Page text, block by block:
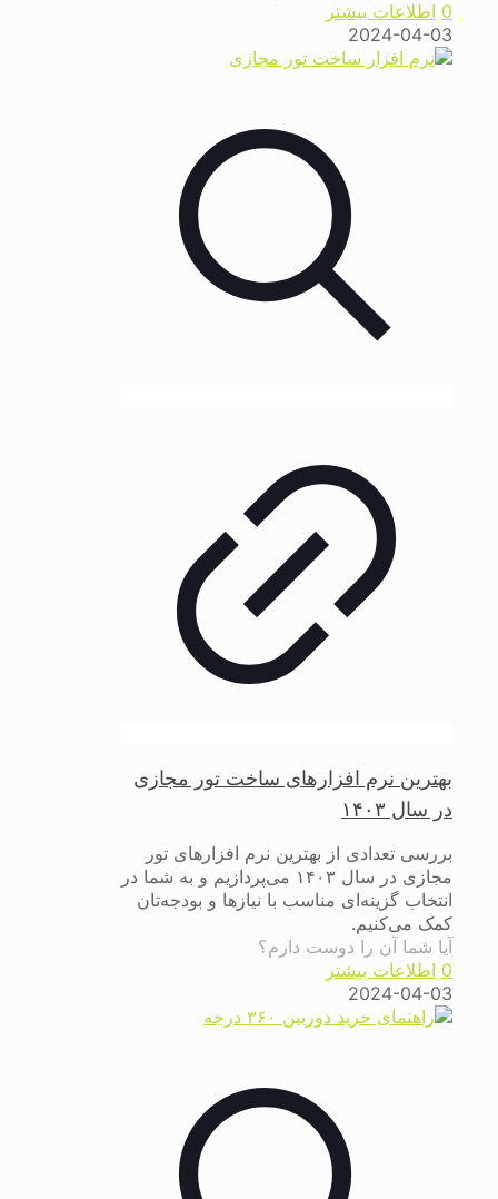
0 اطلاعات بیشتر
2024-04-03
بهترین نرم افزارهای ساخت تور مجازی
در سال ۱۴۰۳
بررسی تعدادی از بهترین نرم افزارهای تور
مجازی در سال ۱۴۰۳ می‌پردازیم و به شما در
انتخاب گزینه‌ای مناسب با نیازها و بودجه‌تان
کمک می‌کنیم.
آیا شما آن را دوست دارم؟
0 اطلاعات بیشتر
2024-04-03